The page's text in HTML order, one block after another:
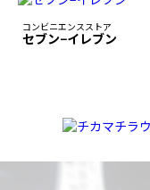
コンビニエンスストア
セブン−イレブン